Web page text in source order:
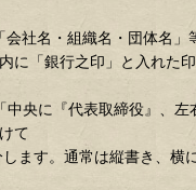
会社名・組織名・団体名」
之印」と入れた印
中央に『代表取締役』
て
通常は縦書き、横に